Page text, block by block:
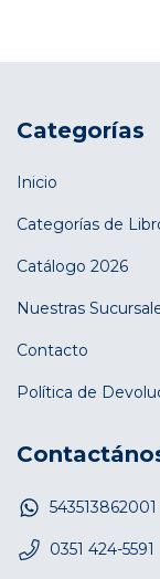
Categorías
Inicio
Categorías de
Catálogo 2026
Nuestras
Contacto
Política de
543513862001
0351 424-5591